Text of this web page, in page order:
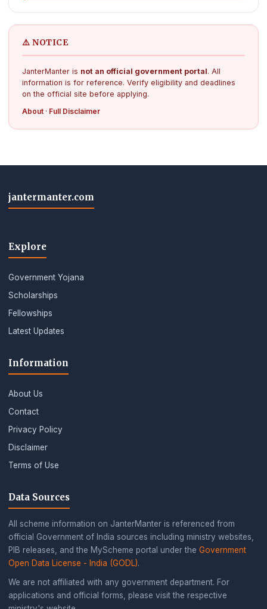
⚠️ NOTICE
JanterManter is not an official government portal. All
information is for reference. Verify eligibility and deadlines
on the official site before applying.
About · Full Disclaimer
jantermanter.com
Explore
Government Yojana
Scholarships
Fellowships
Latest Updates
Information
About Us
Contact
Privacy Policy
Disclaimer
Terms of Use
Data Sources
All scheme information on JanterManter is referenced from
official Government of India sources including ministry websites,
PIB releases, and the MyScheme portal under the Government
Open Data License - India (GODL).
We are not affiliated with any government department. For
applications and official forms, please visit the respective